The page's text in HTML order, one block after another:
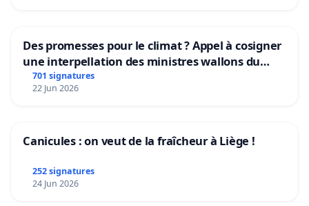
Des promesses pour le climat ? Appel à cosigner
une interpellation des ministres wallons du
climat et de l’environnement.
701 signatures
22 Jun 2026
Canicules : on veut de la fraîcheur à Liège !
252 signatures
24 Jun 2026